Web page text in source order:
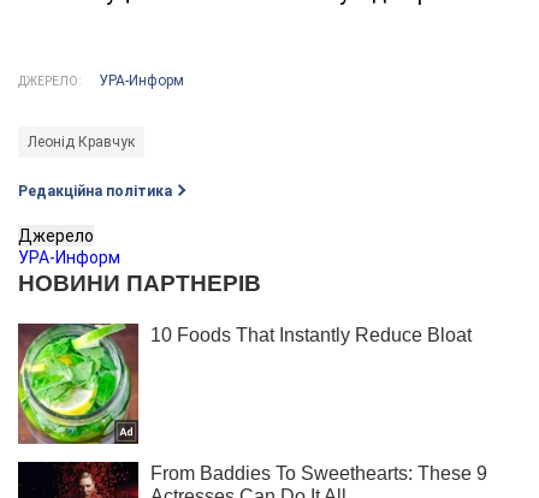
ДЖЕРЕЛО: УРА-Информ
Леонід Кравчук
Редакційна політика
Джерело
УРА-Информ